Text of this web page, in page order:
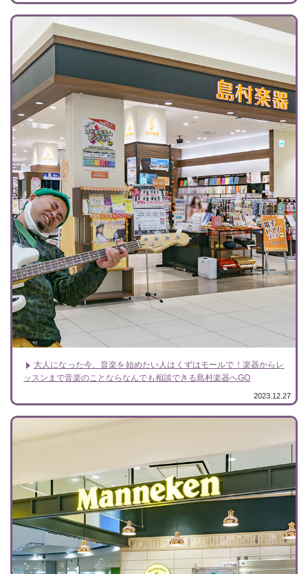
大人になった今、音楽を始めたい人はくずはモールで！楽器からレ
ッスンまで音楽のことならなんでも相談できる島村楽器へGO
2023.12.27